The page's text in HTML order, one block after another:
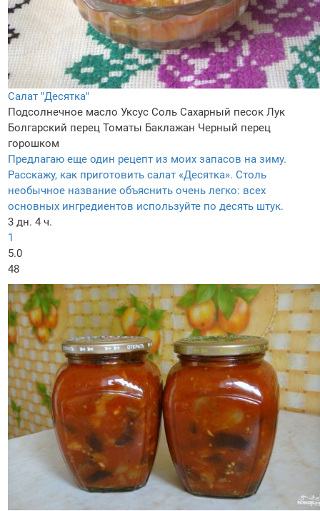
Салат "Десятка"
Подсолнечное масло Уксус Соль Сахарный песок Лук
Болгарский перец Томаты Баклажан Черный перец
горошком
Предлагаю еще один рецепт из моих запасов на зиму.
Расскажу, как приготовить салат «Десятка». Столь
необычное название объяснить очень легко: всех
основных ингредиентов используйте по десять штук.
3 дн. 4 ч.
1
5.0
48